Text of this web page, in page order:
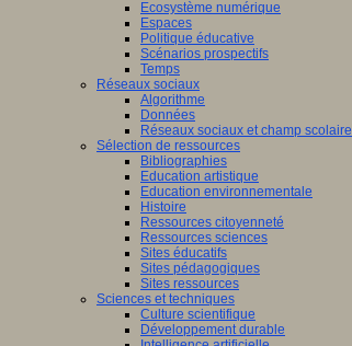
Ecosystème numérique
Espaces
Politique éducative
Scénarios prospectifs
Temps
Réseaux sociaux
Algorithme
Données
Réseaux sociaux et champ scolaire
Sélection de ressources
Bibliographies
Education artistique
Education environnementale
Histoire
Ressources citoyenneté
Ressources sciences
Sites éducatifs
Sites pédagogiques
Sites ressources
Sciences et techniques
Culture scientifique
Développement durable